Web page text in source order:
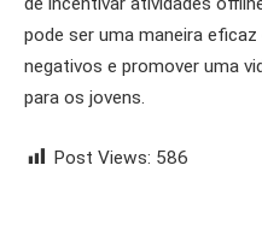
pode ser uma maneira
negativos e promover uma
para os jovens.
Post Views: 586